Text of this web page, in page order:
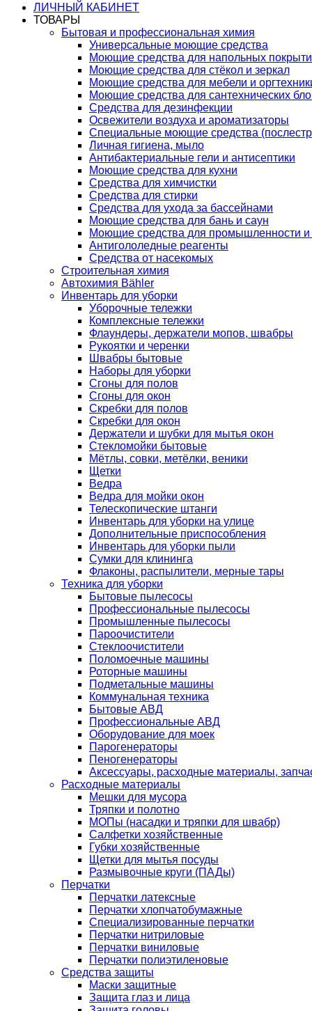
ЛИЧНЫЙ КАБИНЕТ
ТОВАРЫ
Бытовая и профессиональная химия
Универсальные моющие средства
Моющие средства для напольных
Моющие средства для стёкол и зеркал
Моющие средства для мебели и
Моющие средства для сантехнических
Средства для дезинфекции
Освежители воздуха и ароматизаторы
Специальные моющие средства
Личная гигиена, мыло
Антибактериальные гели и антисептики
Моющие средства для кухни
Средства для химчистки
Средства для стирки
Средства для ухода за бассейнами
Моющие средства для бань и саун
Моющие средства для промышленности и
Антигололедные реагенты
Средства от насекомых
Строительная химия
Автохимия Bähler
Инвентарь для уборки
Уборочные тележки
Комплексные тележки
Флаундеры, держатели мопов, швабры
Рукоятки и черенки
Швабры бытовые
Наборы для уборки
Сгоны для полов
Сгоны для окон
Скребки для полов
Скребки для окон
Держатели и шубки для мытья окон
Стекломойки бытовые
Мётлы, совки, метёлки, веники
Щетки
Ведра
Ведра для мойки окон
Телескопические штанги
Инвентарь для уборки на улице
Дополнительные приспособления
Инвентарь для уборки пыли
Сумки для клининга
Флаконы, распылители, мерные тары
Техника для уборки
Бытовые пылесосы
Профессиональные пылесосы
Промышленные пылесосы
Пароочистители
Стеклоочистители
Поломоечные машины
Роторные машины
Подметальные машины
Коммунальная техника
Бытовые АВД
Профессиональные АВД
Оборудование для моек
Парогенераторы
Пеногенераторы
Аксессуары, расходные материалы,
Расходные материалы
Мешки для мусора
Тряпки и полотно
МОПы (насадки и тряпки для швабр)
Салфетки хозяйственные
Губки хозяйственные
Щетки для мытья посуды
Размывочные круги (ПАДы)
Перчатки
Перчатки латексные
Перчатки хлопчатобумажные
Специализированные перчатки
Перчатки нитриловые
Перчатки виниловые
Перчатки полиэтиленовые
Средства защиты
Маски защитные
Защита глаз и лица